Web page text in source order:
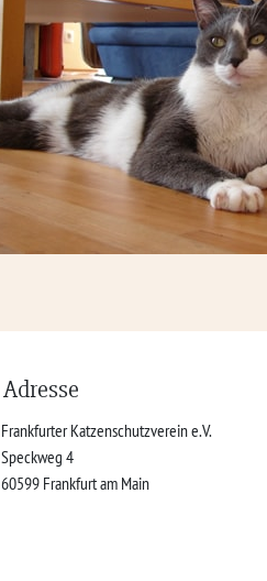
Adresse
Frankfurter Katzenschutzverein e.V.
Speckweg 4
60599 Frankfurt am Main